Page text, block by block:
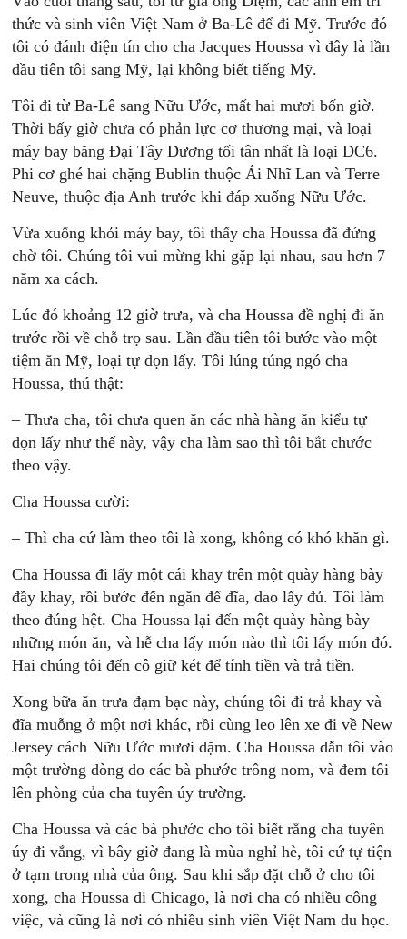
thức và sinh viên Việt Nam ở Ba-Lê để đi Mỹ. Trước đó
tôi có đánh điện tín cho cha Jacques Houssa vì đây là lần
đầu tiên tôi sang Mỹ, lại không biết tiếng Mỹ.
Tôi đi từ Ba-Lê sang Nữu Ước, mất hai mươi bốn giờ.
Thời bấy giờ chưa có phản lực cơ thương mại, và loại
máy bay băng Đại Tây Dương tối tân nhất là loại DC6.
Phi cơ ghé hai chặng Bublin thuộc Ái Nhĩ Lan và Terre
Neuve, thuộc địa Anh trước khi đáp xuống Nữu Ước.
Vừa xuống khỏi máy bay, tôi thấy cha Houssa đã đứng
chờ tôi. Chúng tôi vui mừng khi gặp lại nhau, sau hơn 7
năm xa cách.
Lúc đó khoảng 12 giờ trưa, và cha Houssa đề nghị đi ăn
trước rồi về chỗ trọ sau. Lần đầu tiên tôi bước vào một
tiệm ăn Mỹ, loại tự dọn lấy. Tôi lúng túng ngó cha
Houssa, thú thật:
– Thưa cha, tôi chưa quen ăn các nhà hàng ăn kiểu tự
dọn lấy như thế này, vậy cha làm sao thì tôi bắt chước
theo vậy.
Cha Houssa cười:
– Thì cha cứ làm theo tôi là xong, không có khó khăn gì.
Cha Houssa đi lấy một cái khay trên một quày hàng bày
đầy khay, rồi bước đến ngăn để đĩa, dao lấy đủ. Tôi làm
theo đúng hệt. Cha Houssa lại đến một quày hàng bày
những món ăn, và hễ cha lấy món nào thì tôi lấy món đó.
Hai chúng tôi đến cô giữ két để tính tiền và trả tiền.
Xong bữa ăn trưa đạm bạc này, chúng tôi đi trả khay và
đĩa muỗng ở một nơi khác, rồi cùng leo lên xe đi về New
Jersey cách Nữu Ước mươi dặm. Cha Houssa dẫn tôi vào
một trường dòng do các bà phước trông nom, và đem tôi
lên phòng của cha tuyên úy trường.
Cha Houssa và các bà phước cho tôi biết rằng cha tuyên
úy đi vắng, vì bây giờ đang là mùa nghỉ hè, tôi cứ tự tiện
ở tạm trong nhà của ông. Sau khi sắp đặt chỗ ở cho tôi
xong, cha Houssa đi Chicago, là nơi cha có nhiều công
việc, và cũng là nơi có nhiều sinh viên Việt Nam du học.